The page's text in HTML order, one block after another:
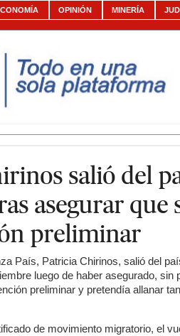
OPINIÓN MINERÍA
salió del
asegurar que
preliminar
País, Patricia Chirinos, salió del
luego de haber asegurado, sin
preliminar y pretendía allanar
de movimiento migratorio, el